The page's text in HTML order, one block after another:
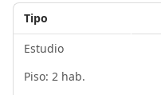
Tipo
Estudio
Piso: 2 hab.